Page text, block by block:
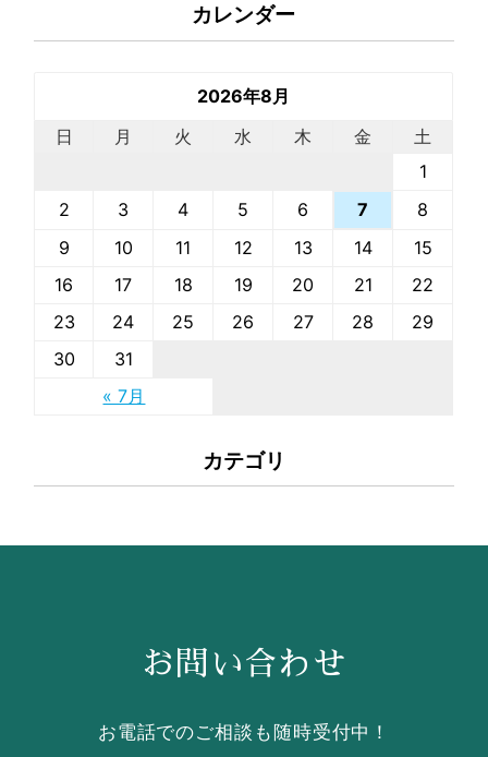
カレンダー
2026年8月
日
月 火 水 木 金 土
« 7月
1
2
3 4 5 6 7
8
9
10 11 12 13 14
15
16
17 18 19 20 21
22
23
24 25 26 27 28
29
30
31
カテゴリ
お問い合わせ
お電話でのご相談も随時受付中！